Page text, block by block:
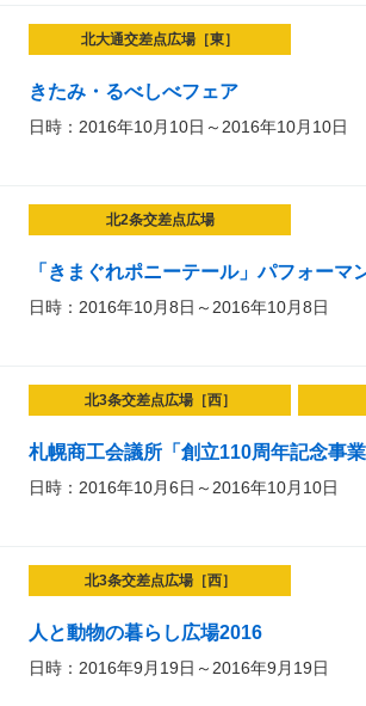
北大通交差点広場［東］
きたみ・るべしべフェア
日時：2016年10月10日～2016年10月10日
北2条交差点広場
「きまぐれポニーテール」パフォーマ
日時：2016年10月8日～2016年10月8日
北3条交差点広場［西］
札幌商工会議所「創立110周年記念事
日時：2016年10月6日～2016年10月10日
北3条交差点広場［西］
人と動物の暮らし広場2016
日時：2016年9月19日～2016年9月19日